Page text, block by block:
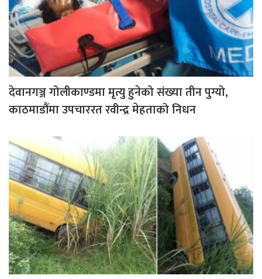
देवानगञ्ज गोलीकाण्डमा मृत्यु हुनेको संख्या तीन पुग्यो,
काठमाडौंमा उपचाररत रवीन्द्र मेहताको निधन